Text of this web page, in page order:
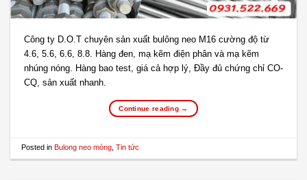
Công ty D.O.T chuyên sản xuất bulông neo M16 cường độ từ
4.6, 5.6, 6.6, 8.8. Hàng đen, mạ kẽm điện phân và mạ kẽm
nhúng nóng. Hàng bao test, giá cả hợp lý, Đầy đủ chứng chỉ CO-
CQ, sản xuất nhanh.
Continue reading →
Posted in Bulong neo móng, Tin tức